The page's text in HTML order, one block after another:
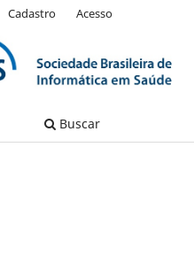
Buscar
Cadastro Acesso